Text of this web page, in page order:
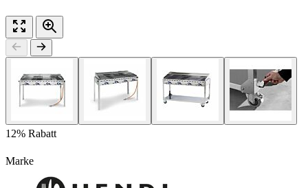
12% Rabatt
Marke